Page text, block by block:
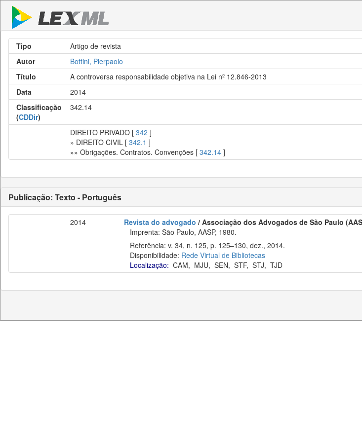
Tipo
Artigo de revista
Autor
Bottini, Pierpaolo
Título
A controversa responsabilidade objetiva na Lei nº 12.846-2013
Data
2014
Classificação
(CDDir)
342.14
DIREITO PRIVADO [ 342 ]
» DIREITO CIVIL [ 342.1 ]
»» Obrigações. Contratos. Convenções [ 342.14 ]
Publicação: Texto - Português
2014 Revista do advogado / Associação dos Advogados de São Paulo
Imprenta: São Paulo, AASP, 1980.
Referência: v. 34, n. 125, p. 125–130, dez., 2014.
Disponibilidade: Rede Virtual de Bibliotecas
Localização: CAM, MJU, SEN, STF, STJ, TJD